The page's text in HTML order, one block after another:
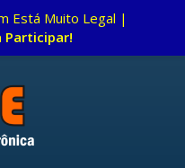
Está Muito Legal |
Participar!